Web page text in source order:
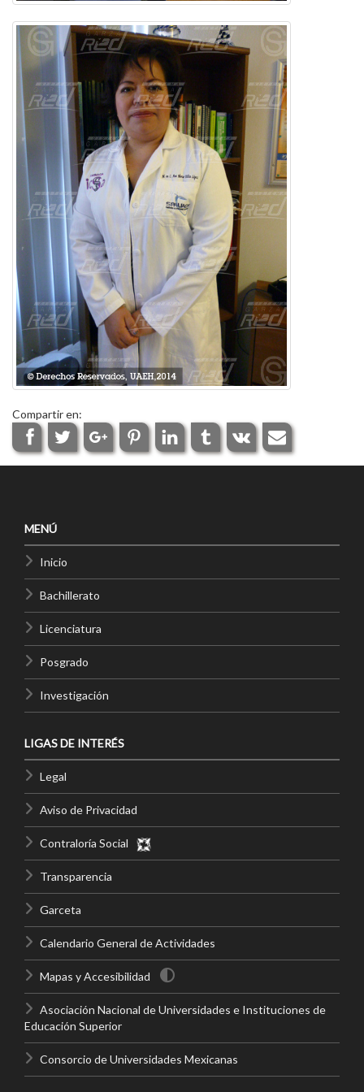
Compartir en:
MENÚ
Inicio
Bachillerato
Licenciatura
Posgrado
Investigación
LIGAS DE INTERÉS
Legal
Aviso de Privacidad
Contraloría Social
Transparencia
Garceta
Calendario General de Actividades
Mapas y Accesibilidad
Asociación Nacional de Universidades e Instituciones de
Educación Superior
Consorcio de Universidades Mexicanas